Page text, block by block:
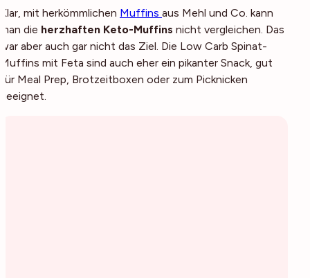
Klar, mit herkömmlichen Muffins aus Mehl und Co. kann
man die herzhaften Keto-Muffins nicht vergleichen. Das
war aber auch gar nicht das Ziel. Die Low Carb Spinat-
Muffins mit Feta sind auch eher ein pikanter Snack, gut
für Meal Prep, Brotzeitboxen oder zum Picknicken
geeignet.